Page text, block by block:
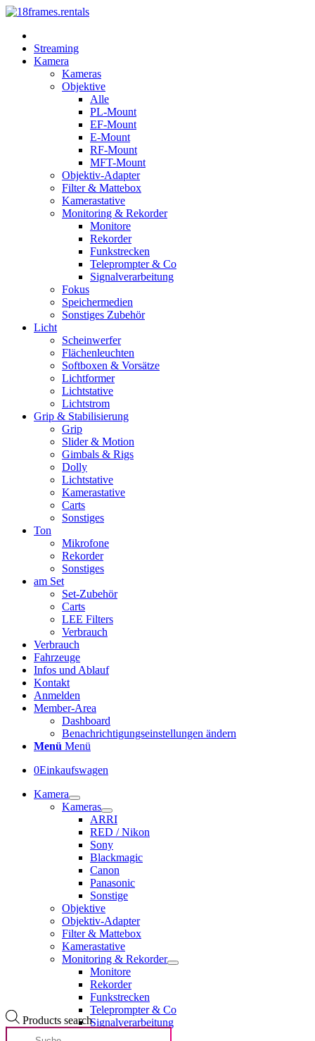
Streaming
Kamera
Kameras
Objektive
Alle
PL-Mount
EF-Mount
E-Mount
RF-Mount
MFT-Mount
Objektiv-Adapter
Filter & Mattebox
Kamerastative
Monitoring & Rekorder
Monitore
Rekorder
Funkstrecken
Teleprompter & Co
Signalverarbeitung
Fokus
Speichermedien
Sonstiges Zubehör
Licht
Scheinwerfer
Flächenleuchten
Softboxen & Vorsätze
Lichtformer
Lichtstative
Lichtstrom
Grip & Stabilisierung
Grip
Slider & Motion
Gimbals & Rigs
Dolly
Lichtstative
Kamerastative
Carts
Sonstiges
Ton
Mikrofone
Rekorder
Sonstiges
am Set
Set-Zubehör
Carts
LEE Filters
Verbrauch
Verbrauch
Fahrzeuge
Infos und Ablauf
Kontakt
Anmelden
Member-Area
Dashboard
Benachrichtigungseinstellungen ändern
Menü Menü
0Einkaufswagen
Products search
Kamera
Kameras
ARRI
RED / Nikon
Sony
Blackmagic
Canon
Panasonic
Sonstige
Objektive
Objektiv-Adapter
Filter & Mattebox
Kamerastative
Monitoring & Rekorder
Monitore
Rekorder
Funkstrecken
Teleprompter & Co
Signalverarbeitung